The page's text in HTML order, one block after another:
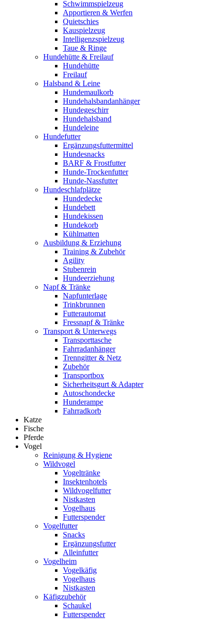
Schwimmspielzeug
Apportieren & Werfen
Quietschies
Kauspielzeug
Intelligenzspielzeug
Taue & Ringe
Hundehütte & Freilauf
Hundehütte
Freilauf
Halsband & Leine
Hundemaulkorb
Hundehalsbandanhänger
Hundegeschirr
Hundehalsband
Hundeleine
Hundefutter
Ergänzungsfuttermittel
Hundesnacks
BARF & Frostfutter
Hunde-Trockenfutter
Hunde-Nassfutter
Hundeschlafplätze
Hundedecke
Hundebett
Hundekissen
Hundekorb
Kühlmatten
Ausbildung & Erziehung
Training & Zubehör
Agility
Stubenrein
Hundeerziehung
Napf & Tränke
Napfunterlage
Trinkbrunnen
Futterautomat
Fressnapf & Tränke
Transport & Unterwegs
Transporttasche
Fahrradanhänger
Trenngitter & Netz
Zubehör
Transportbox
Sicherheitsgurt & Adapter
Autoschondecke
Hunderampe
Fahrradkorb
Katze
Fische
Pferde
Vogel
Reinigung & Hygiene
Wildvogel
Vogeltränke
Insektenhotels
Wildvogelfutter
Nistkasten
Vogelhaus
Futterspender
Vogelfutter
Snacks
Ergänzungsfutter
Alleinfutter
Vogelheim
Vogelkäfig
Vogelhaus
Nistkasten
Käfigzubehör
Schaukel
Futterspender